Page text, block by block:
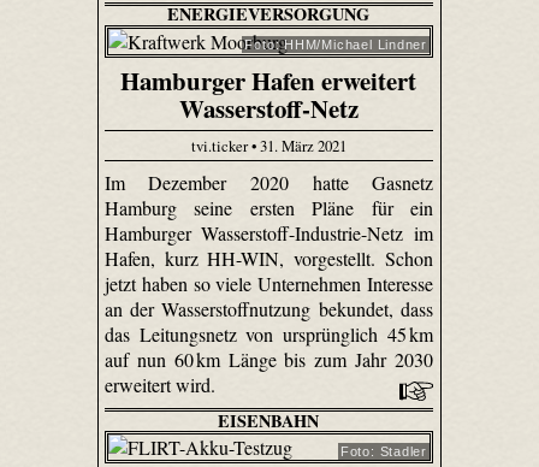
ENERGIEVERSORGUNG
Foto: HHM/Michael Lindner
Hamburger Hafen erweitert
Wasserstoff-Netz
tvi.ticker • 31. März 2021
Im Dezember 2020 hatte Gasnetz
Hamburg seine ersten Pläne für ein
Hamburger Wasserstoff-Industrie-Netz im
Hafen, kurz HH-WIN, vorgestellt. Schon
jetzt haben so viele Unternehmen Interesse
an der Wasserstoffnutzung bekundet, dass
das Leitungsnetz von ursprünglich 45 km
auf nun 60 km Länge bis zum Jahr 2030
erweitert wird.
EISENBAHN
Foto: Stadler